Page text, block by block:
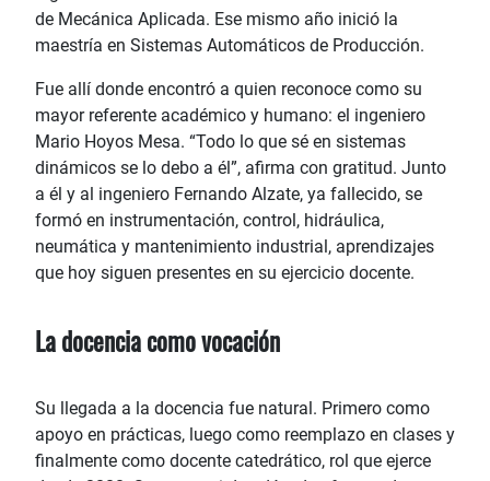
de Mecánica Aplicada. Ese mismo año inició la
maestría en Sistemas Automáticos de Producción.
Fue allí donde encontró a quien reconoce como su
mayor referente académico y humano: el ingeniero
Mario Hoyos Mesa. “Todo lo que sé en sistemas
dinámicos se lo debo a él”, afirma con gratitud. Junto
a él y al ingeniero Fernando Alzate, ya fallecido, se
formó en instrumentación, control, hidráulica,
neumática y mantenimiento industrial, aprendizajes
que hoy siguen presentes en su ejercicio docente.
La docencia como vocación
Su llegada a la docencia fue natural. Primero como
apoyo en prácticas, luego como reemplazo en clases y
finalmente como docente catedrático, rol que ejerce